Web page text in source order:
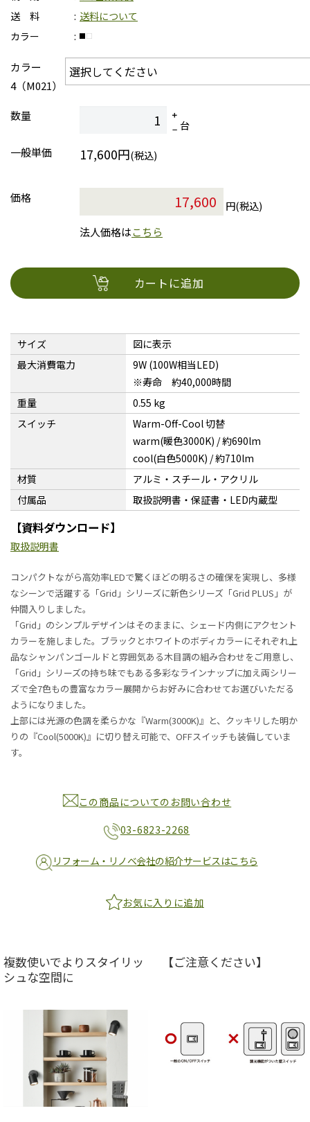
送 料
送料について
カラー
カラー
4（M021）
数量
台
一般単価
17,600円(税込)
価格
円(税込)
法人価格はこちら
カートに追加
サイズ
図に表示
最大消費電力
9W (100W相当LED)
※寿命 約40,000時間
重量
0.55 kg
スイッチ
Warm-Off-Cool 切替
warm(暖色3000K) / 約690lm
cool(白色5000K) / 約710lm
材質
アルミ・スチール・アクリル
付属品
取扱説明書・保証書・LED内蔵型
【資料ダウンロード】
取扱説明書
コンパクトながら高効率LEDで驚くほどの明るさの確保を実現し、多様
なシーンで活躍する「Grid」シリーズに新色シリーズ「Grid PLUS」が
仲間入りしました。
「Grid」のシンプルデザインはそのままに、シェード内側にアクセント
カラーを施しました。ブラックとホワイトのボディカラーにそれぞれ上
品なシャンパンゴールドと雰囲気ある木目調の組み合わせをご用意し、
「Grid」シリーズの持ち味でもある多彩なラインナップに加え両シリー
ズで全7色もの豊富なカラー展開からお好みに合わせてお選びいただる
ようになりました。
上部には光源の色調を柔らかな『Warm(3000K)』と、クッキリした明か
りの『Cool(5000K)』に切り替え可能で、OFFスイッチも装備していま
す。
この商品についてのお問い合わせ
03-6823-2268
リフォーム・リノベ会社の紹介サービスはこちら
お気に入りに追加
複数使いでよりスタイリッ
シュな空間に
【ご注意ください】